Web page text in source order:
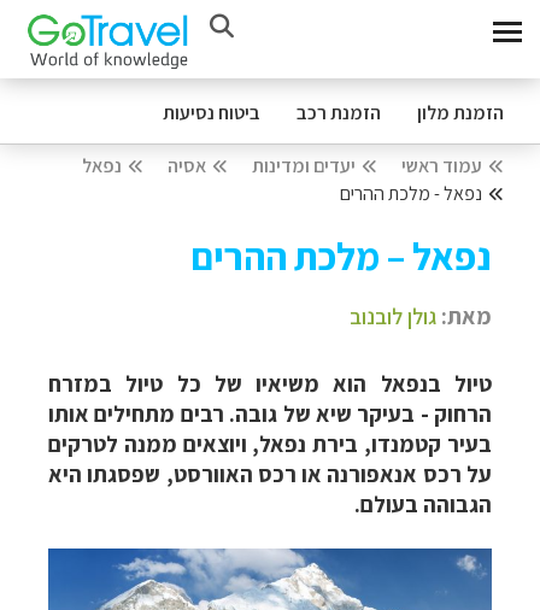
הזמנת מלון הזמנת רכב ביטוח נסיעות
עמוד ראשי יעדים ומדינות אסיה
נפאל
נפאל - מלכת ההרים
נפאל – מלכת ההרים
מאת: גולן לובנוב
טיול בנפאל הוא משיאיו של כל טיול במזרח
הרחוק - בעיקר שיא של גובה. רבים מתחילים אותו
בעיר קטמנדו, בירת נפאל, ויוצאים ממנה לטרקים
על רכס אנאפורנה או רכס האוורסט, שפסגתו היא
הגבוהה בעולם.